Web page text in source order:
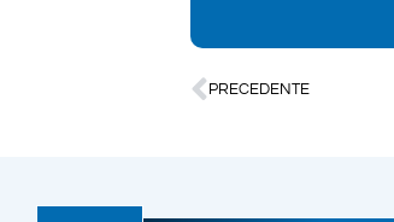
PRECEDENTE